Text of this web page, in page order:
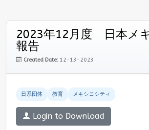
2023年12月度 日本メ
報告
Created Date: 12-13-2023
日系団体 教育 メキシコシティ
Login to Download